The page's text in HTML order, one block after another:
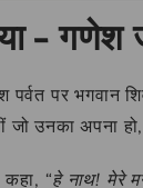
–
पर भगवान
जो उनका अपना
कहा, “हे नाथ! मेरे